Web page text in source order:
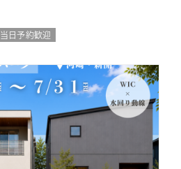
当日予約歓迎